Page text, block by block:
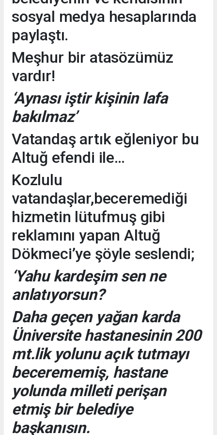
sosyal medya hesaplarında
paylaştı.
Meşhur bir atasözümüz
vardır!
‘Aynası iştir kişinin lafa
bakılmaz’
Vatandaş artık eğleniyor bu
Altuğ efendi ile…
Kozlulu
vatandaşlar,beceremediği
hizmetin lütufmuş gibi
reklamını yapan Altuğ
Dökmeci’ye şöyle seslendi;
‘Yahu kardeşim sen ne
anlatıyorsun?
Daha geçen yağan karda
Üniversite hastanesinin 200
mt.lik yolunu açık tutmayı
becerememiş, hastane
yolunda milleti perişan
etmiş bir belediye
başkanısın.